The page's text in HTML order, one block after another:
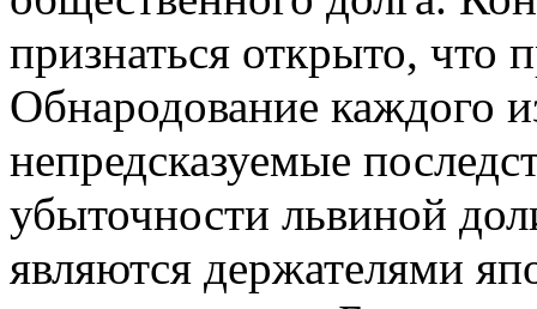
признаться открыто, что
Обнародование каждого
непредсказуемые
убыточности львиной
являются держателями